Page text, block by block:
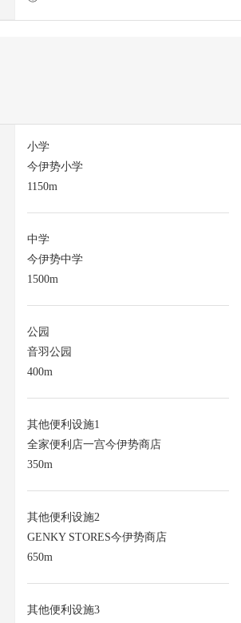
小学
今伊势小学
1150m
中学
今伊势中学
1500m
公园
音羽公园
400m
其他便利设施1
全家便利店一宫今伊势商店
350m
其他便利设施2
GENKY STORES今伊势商店
650m
其他便利设施3